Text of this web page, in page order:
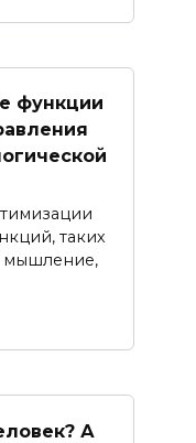
функции
таких
мышление,
А